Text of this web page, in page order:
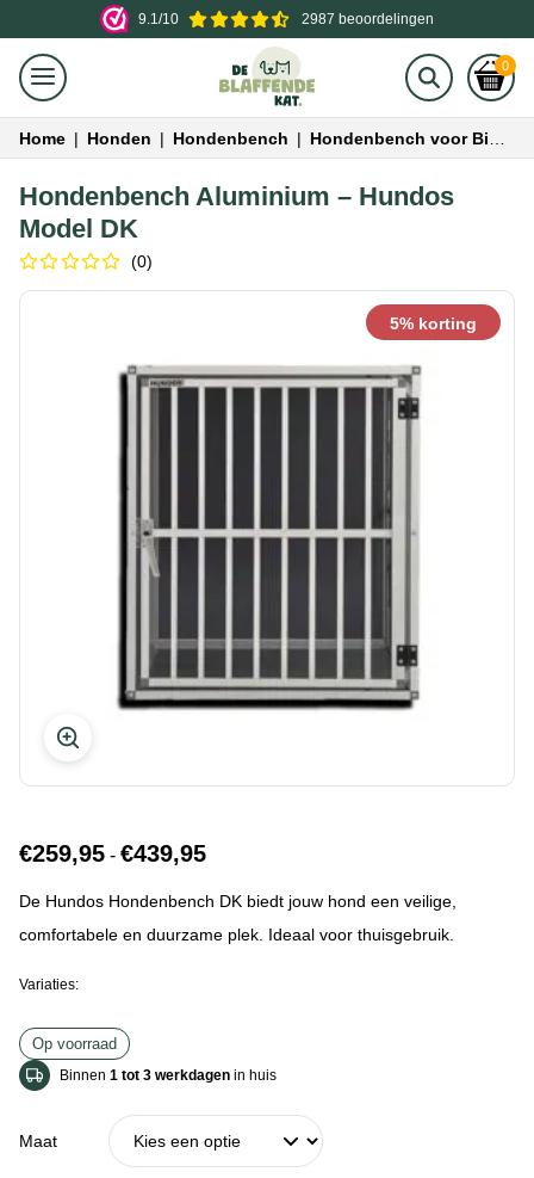
9.1/10 2987 beoordelingen
0
Home | Honden | Hondenbench | Hondenbench voor Binnen
Hondenbench Aluminium – Hundos
Model DK
(0)
5% korting
€259,95 - €439,95
€439,95
De Hundos Hondenbench DK biedt jouw hond een veilige,
comfortabele en duurzame plek. Ideaal voor thuisgebruik.
Variaties:
Binnen 1 tot 3 werkdagen in huis
Op voorraad
Maat